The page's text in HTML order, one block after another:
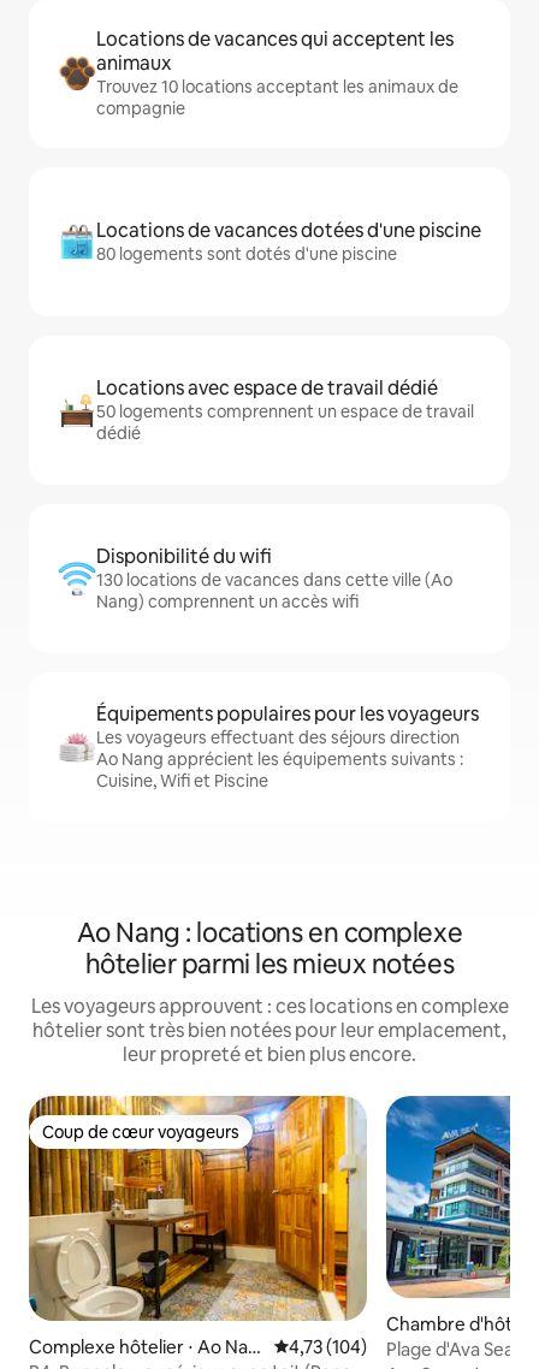
Locations de vacances qui acceptent les
animaux
Trouvez 10 locations acceptant les animaux de
compagnie
Locations de vacances dotées d'une piscine
80 logements sont dotés d'une piscine
Locations avec espace de travail dédié
50 logements comprennent un espace de travail
dédié
Disponibilité du wifi
130 locations de vacances dans cette ville (Ao
Nang) comprennent un accès wifi
Équipements populaires pour les voyageurs
Les voyageurs effectuant des séjours direction
Ao Nang apprécient les équipements suivants :
Cuisine, Wifi et Piscine
Ao Nang : locations en complexe
hôtelier parmi les mieux notées
Les voyageurs approuvent : ces locations en complexe
hôtelier sont très bien notées pour leur emplacement,
leur propreté et bien plus encore.
Coup de cœur voyageurs
Coup de cœur voyageurs
Complexe hôtelier ⋅ Ao Nan
Évaluation moyenne sur la
4,73 (104)
Chambre d'hôtel
Plage d'Ava Sea